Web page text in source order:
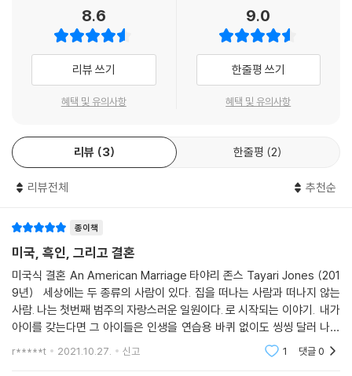
이야기의 문을 여는 것은 로이, 모든 흑인들의 악몽을 현실로 경험해야 했
던 남자다. 훗날 셀레스철과의 일 년 남짓한 결혼생활을 돌아보며, 그는 확
신에 차서 말한다. “우리의 결혼생활은 좋았다. 이건 그저 추억에 젖어서
하는 말이 아니다.” 물론 모든 부부가 그렇듯 그들의 관계가 완벽했던 것은
아니다. 로이는 바람둥이 기질을 완전히 버리지 못했고, 처음부터 결혼과
는 거리가 먼 것처럼 보였던 독립적이고 자주적인 셀레스철과 크고 작은
로 서로를 사랑했다. 영업사원이었던 로이는 타고난 사업가적 능력을 발휘
해 직장에서 좋은 실적을 내고 있었고, 셀레스철은 인형을 주요 소재로 작
품 활동을 하는 예술가로서 한창 커리어를 쌓아가는 중이었다. 대학교육을
정할 수 없을 것이다. 그러나 로이의 고향에서 함께 보낸 하룻밤 사이에 그
운명의 그날, 두 사람이 묵은 허름한 호텔에서 로이는 강간범으로 몰려 한
밤중에 들이닥친 경찰에 의해 체포된다. 로이가 잠시 호텔 복도에 나왔다
가 마주쳤던 여자가 자신을 성폭행한 범인이 틀림없이 로이라고 지목한 것
이다. 밤새 로이의 곁에 있었던 셀레스철은 그가 범인일 리 없다는 것을 알
지만, 보수적인 시골 마을의 검사와 판사는 그녀의 말에 전혀 귀를 기울이
- 에드위지 당티카 (소설가)
타야리 존스는 평범한 삶의 중심에 있는 놀랍고도 충격적인 진실을 꿰뚫어
볼 수 있는 통찰력과 그러한 진실을 과감히 풀어놓을 힘, 그리고 이 모든 것
을 강렬하면서도 명료한 언어로 표현할 수 있는 재능을 지녔다. 첫 작품부
- 마이클 셰이본 (소설가)
『미국식 결혼』은 불평등과 배신에 대한 어려운 질문을 던지고, 마음 아프
품 속에서는 모두에게 잘못이 있고 또한 상처가 있다. 타야리 존스는 비극
적인 상황에 갇힌 채 책임과 욕망 사이에서 분투하는 이들에 대한, 중대하
면서도 다층적인 소설을 써냈다.
- 톰 페로타 (소설가)
타야리 존스는 위대한 이야기꾼이다. 『미국식 결혼』은 연민어린 관찰과 명
민한 통찰력과 아름다운 글과 다층적인 인물들을 통해 첫 페이지부터 마지
8.6
리뷰 쓰기
혜택 및 유의사항
9.0
한줄평 쓰기
혜택 및 유의사항
리뷰 3 한줄평 2
리뷰전체 추천순
종이책
미국, 흑인, 그리고 결혼
미국식 결혼 An American Marriage 타야리 존스 Tayari Jones (201
9년) 세상에는 두 종류의 사람이 있다. 집을 떠나는 사람과 떠나지 않는
사람. 나는 첫번째 범주의 자랑스러운 일원이다. 로 시작되는 이야기. 내가
아이를 갖는다면 그 아이들은 인생을 연습용 바퀴 없이도 씽씽 달러 나갈
수있을 테지만, 나로서는 인정할 건 인정하고 싶다. ....하지만 고향은 착륙
r*****t 2021.10.27. 신고 1 댓글0